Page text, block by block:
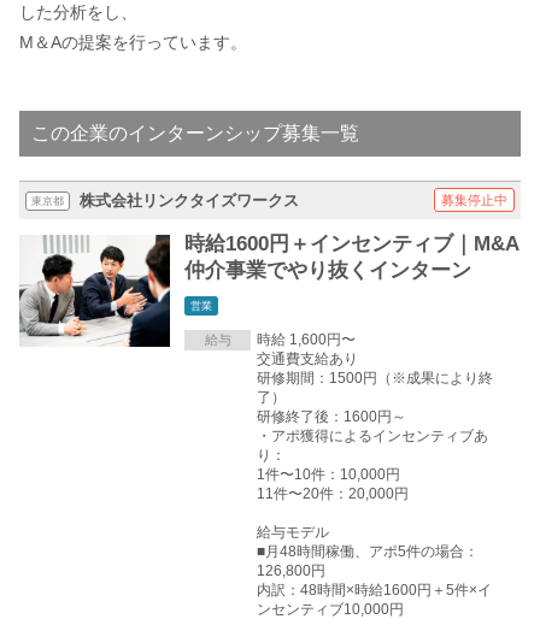
した分析をし、
M＆Aの提案を行っています。
この企業のインターンシップ募集一覧
東京都 株式会社リンクタイズワークス 募集停止中
時給1600円＋インセンティブ｜M&A
仲介事業でやり抜くインターン
営業
給与
時給 1,600円〜
交通費支給あり
研修期間：1500円（※成果により終
了）
研修終了後：1600円～
・アポ獲得によるインセンティブあ
り：
1件〜10件：10,000円
11件〜20件：20,000円
給与モデル
■月48時間稼働、アポ5件の場合：
126,800円
内訳：48時間×時給1600円＋5件×イ
ンセンティブ10,000円